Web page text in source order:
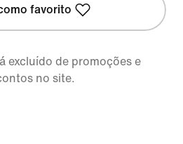
favorito
excluído de promoções e
no site.